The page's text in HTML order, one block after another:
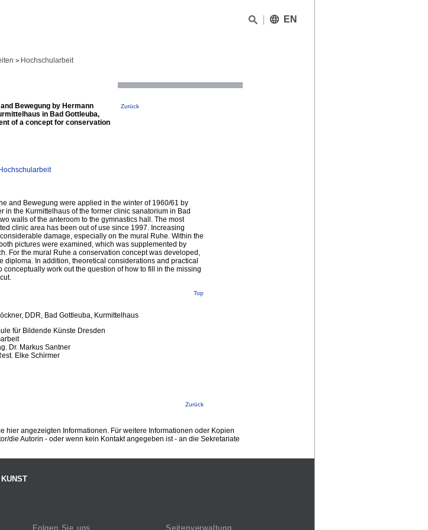
EN
> Hochschularbeit
Bewegung by Hermann
in Bad Gottleuba,
of a concept for conservation
Zurück
and Bewegung were applied in the winter of 1960/61 by
in the Kurmittelhaus of the former clinic sanatorium in Bad
walls of the anteroom to the gymnastics hall. The most
clinic area has been out of use since 1997. Increasing
damage, especially on the mural Ruhe. Within the
pictures were examined, which was supplemented by
For the mural Ruhe a conservation concept was developed,
diploma. In addition, theoretical considerations and practical
conceptually work out the question of how to fill in the missing
Top
DDR, Bad Gottleuba, Kurmittelhaus
für Bildende Künste Dresden
Dr. Markus Santner
Elke Schirmer
Zurück
hier angezeigten Informationen. Für weitere Informationen oder Kopien
die Autorin - oder wenn kein Kontakt angegeben ist - an die Sekretariate
Folgen Sie uns Seitenverwaltung